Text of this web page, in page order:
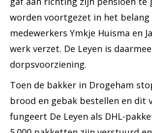
worden voortgezet in het belang
medewerkers Ymkje Huisma en
werk verzet. De Leyen is
dorpsvoorziening.
Toen de bakker in Drogeham
brood en gebak bestellen en dit
fungeert De Leyen als DHL-